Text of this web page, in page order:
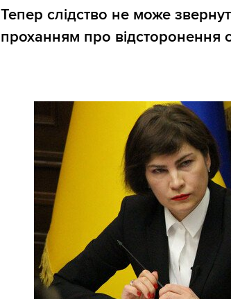
Тепер слідство не може
проханням про відсторонення